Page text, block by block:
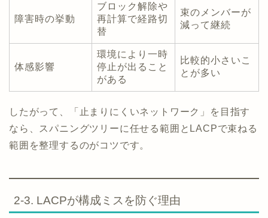
障害時の挙動
ブロック解除や
再計算で経路切
替
束のメンバーが
減って継続
体感影響
環境により一時
停止が出ること
がある
比較的小さいこ
とが多い
したがって、「止まりにくいネットワーク」を目指す
なら、スパニングツリーに任せる範囲とLACPで束ねる
範囲を整理するのがコツです。
2-3. LACPが構成ミスを防ぐ理由